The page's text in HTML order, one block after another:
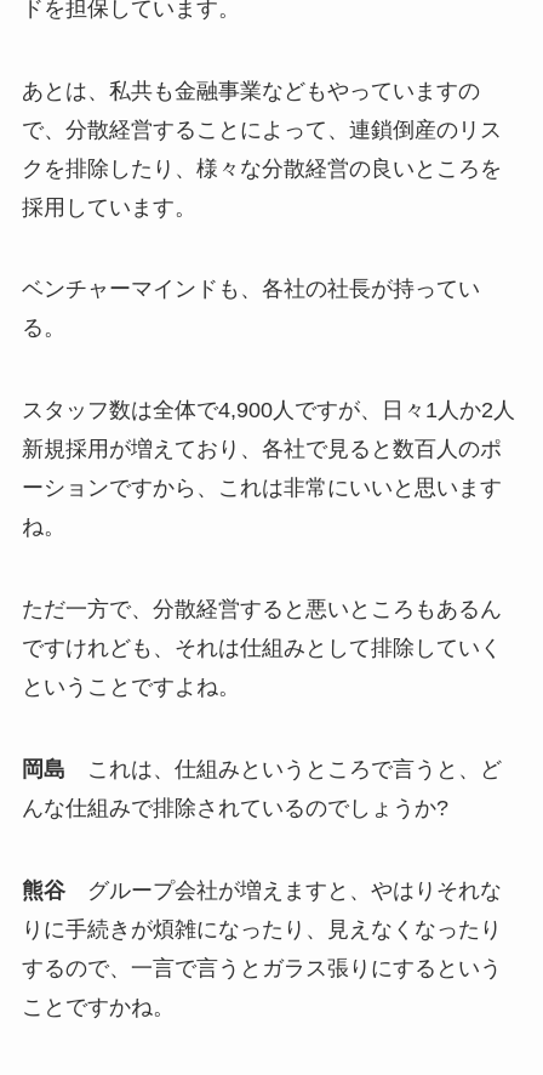
ドを担保しています。
あとは、私共も金融事業などもやっていますの
で、分散経営することによって、連鎖倒産のリス
クを排除したり、様々な分散経営の良いところを
採用しています。
ベンチャーマインドも、各社の社長が持ってい
る。
スタッフ数は全体で4,900人ですが、日々1人か2人
新規採用が増えており、各社で見ると数百人のポ
ーションですから、これは非常にいいと思います
ね。
ただ一方で、分散経営すると悪いところもあるん
ですけれども、それは仕組みとして排除していく
ということですよね。
岡島 これは、仕組みというところで言うと、ど
んな仕組みで排除されているのでしょうか?
熊谷グループ会社が増えますと、やはりそれな
りに手続きが煩雑になったり、見えなくなったり
するので、一言で言うとガラス張りにするという
ことですかね。